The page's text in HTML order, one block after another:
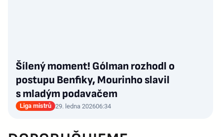
Šílený moment! Gólman rozhodl o
postupu Benfiky, Mourinho slavil
s mladým podavačem
Liga mistrů 29. ledna 202606:34